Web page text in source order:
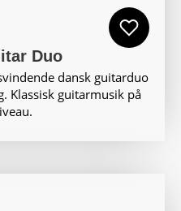
Duo
dansk guitarduo
Klassisk guitarmusik på